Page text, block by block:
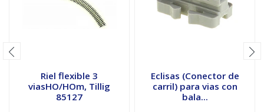
Riel flexible 3
viasHO/HOm, Tillig
85127
Eclisas (Conector de
carril) para vias con
bala...